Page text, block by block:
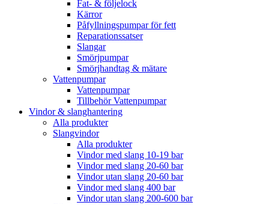
Fat- & följelock
Kärror
Påfyllningspumpar för fett
Reparationssatser
Slangar
Smörjpumpar
Smörjhandtag & mätare
Vattenpumpar
Vattenpumpar
Tillbehör Vattenpumpar
Vindor & slanghantering
Alla produkter
Slangvindor
Alla produkter
Vindor med slang 10-19 bar
Vindor med slang 20-60 bar
Vindor utan slang 20-60 bar
Vindor med slang 400 bar
Vindor utan slang 200-600 bar